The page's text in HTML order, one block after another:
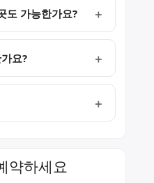
도 가능한가요?
요?
약하세요